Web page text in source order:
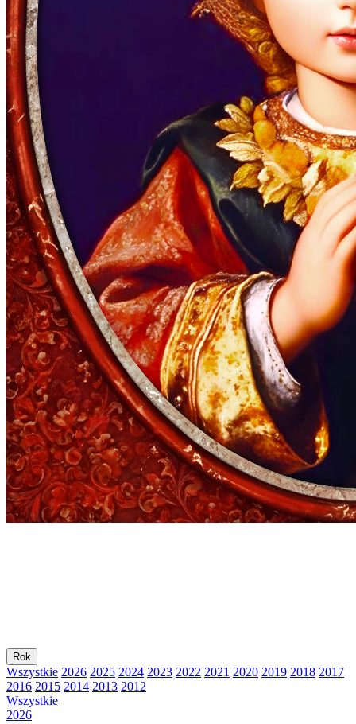
Rok
Wszystkie 2026 2025 2024 2023 2022 2021 2020 2019 2018 2017
2016 2015 2014 2013 2012
Wszystkie
2026